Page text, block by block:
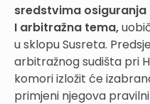
sredstvima osiguranja
I arbitražna tema,
u sklopu Susreta.
arbitražnog sudišta pri
komori izložit će
primjeni njegova